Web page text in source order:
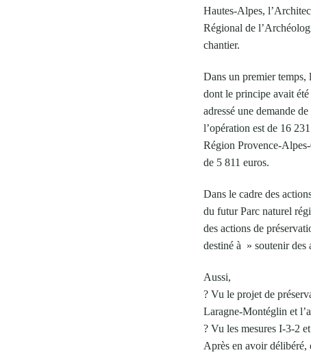
Hautes-Alpes,
Régional de
chantier.
Dans un premier
dont le principe avait
adressé une demande
l’opération est de 16
Région Provence-
de 5 811 euros.
Dans le cadre des
du futur Parc naturel
des actions de
destiné à » soutenir
Aussi,
? Vu le projet de
Laragne-Montéglin et
? Vu les mesures I-3-2
Après en avoir délibéré,